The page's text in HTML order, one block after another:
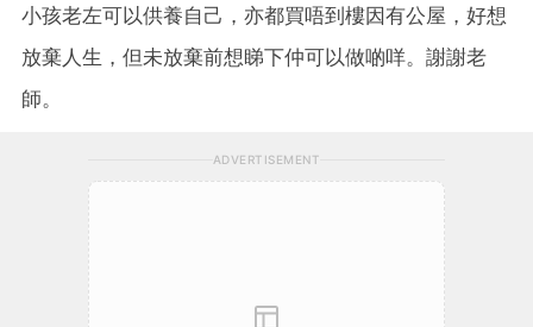
小孩老左可以供養自己，亦都買唔到樓因有公屋，好想
放棄人生，但未放棄前想睇下仲可以做啲咩。謝謝老
師。
ADVERTISEMENT